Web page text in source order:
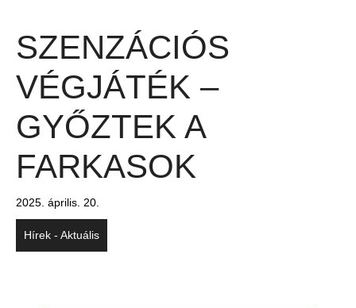
SZENZÁCIÓS
VÉGJÁTÉK –
GYŐZTEK A
FARKASOK
2025. április. 20.
Hírek - Aktuális